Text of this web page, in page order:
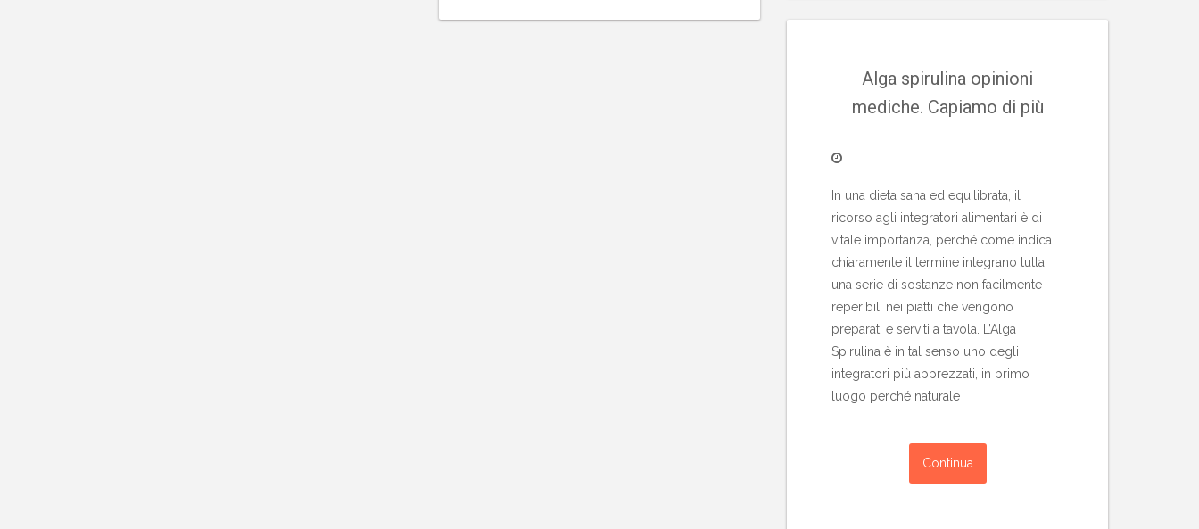
Alga spirulina opinioni
mediche. Capiamo di più
In una dieta sana ed equilibrata, il
ricorso agli integratori alimentari è di
vitale importanza, perché come indica
chiaramente il termine integrano tutta
una serie di sostanze non facilmente
reperibili nei piatti che vengono
preparati e serviti a tavola. L’Alga
Spirulina è in tal senso uno degli
integratori più apprezzati, in primo
luogo perché naturale
Continua